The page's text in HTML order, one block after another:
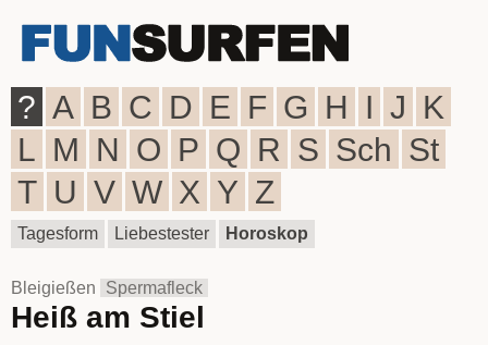
? A B C D E F G H I J K
L M N O P Q R S Sch St
T U V W X Y Z
Tagesform Liebestester Horoskop
Bleigießen Spermafleck
Heiß am Stiel